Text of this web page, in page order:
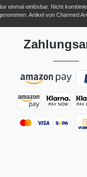
einmal einlösbar. Nicht
Artikel von Charmed